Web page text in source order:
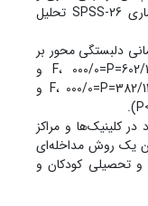
تحلیل کوواریانس چندمتغیره با نرم‏افزار آماری SPSS-26 تحلیل
دلبستگی محور بر
افزایش نمره کل شایستگی اجتماعی(602/119=F، 000/0=P و
533/0=η) و نمره کل اشتیاق تحصیلی(382/110=F، 000/0=P و
کلینیک‌‌ها و مراکز
یک روش مداخله‌‌ای
تحصیلی کودکان و